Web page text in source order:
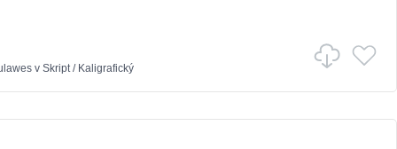
v Skript/ Kaligrafický